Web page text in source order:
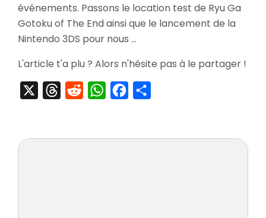
Matsuri
98ème
&
événements. Passons le location test de Ryu Ga
Gotoku of The End ainsi que le lancement de la
Nintendo 3DS pour nous …
L'article t'a plu ? Alors n'hésite pas à le partager !
ThreadsRedditWhatsAppFacebook